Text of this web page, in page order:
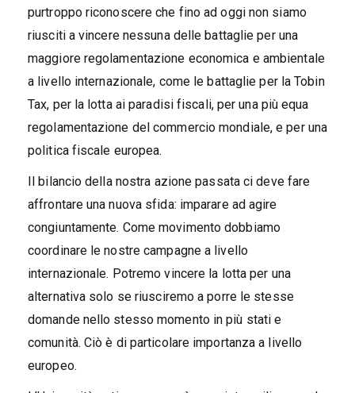
purtroppo riconoscere che fino ad oggi non siamo
riusciti a vincere nessuna delle battaglie per una
maggiore regolamentazione economica e ambientale
a livello internazionale, come le battaglie per la Tobin
Tax, per la lotta ai paradisi fiscali, per una più equa
regolamentazione del commercio mondiale, e per una
politica fiscale europea.
Il bilancio della nostra azione passata ci deve fare
affrontare una nuova sfida: imparare ad agire
congiuntamente. Come movimento dobbiamo
coordinare le nostre campagne a livello
internazionale. Potremo vincere la lotta per una
alternativa solo se riusciremo a porre le stesse
domande nello stesso momento in più stati e
comunità. Ciò è di particolare importanza a livello
europeo.